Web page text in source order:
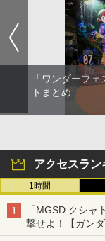
「ワンダーフ
トまとめ
アクセスラン
1時間
「MGSD クシャ
撃せよ！【ガン